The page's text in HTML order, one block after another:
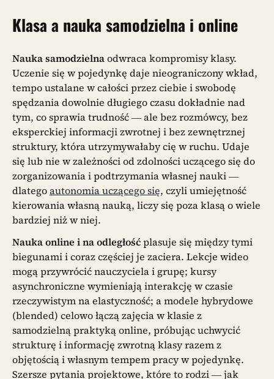
Klasa a nauka samodzielna i online
Nauka samodzielnaodwraca kompromisy klasy.
Uczenie się w pojedynkę daje nieograniczony wkład,
tempo ustalane w całości przez ciebie i swobodę
spędzania dowolnie długiego czasu dokładnie nad
tym, co sprawia trudność — ale bez rozmówcy, bez
eksperckiej informacji zwrotnej i bez zewnętrznej
struktury, która utrzymywałaby cię w ruchu. Udaje
się lub nie w zależności od zdolności uczącego się do
zorganizowania i podtrzymania własnej nauki —
dlategoautonomia uczącego się, czyli umiejętność
kierowania własną nauką, liczy się poza klasą o wiele
bardziej niż w niej.
Nauka online i na odległośćplasuje się między tymi
biegunami i coraz częściej je zaciera. Lekcje wideo
mogą przywrócić nauczyciela i grupę; kursy
asynchroniczne wymieniają interakcję w czasie
rzeczywistym na elastyczność; a modele hybrydowe
(blended) celowo łączą zajęcia w klasie z
samodzielną praktyką online, próbując uchwycić
strukturę i informację zwrotną klasy razem z
objętością i własnym tempem pracy w pojedynkę.
Szersze pytania projektowe, które to rodzi — jak